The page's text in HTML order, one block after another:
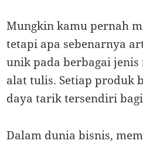
Mungkin kamu pernah
tetapi apa sebenarnya
unik pada berbagai
alat tulis. Setiap produk
daya tarik tersendiri
Dalam dunia bisnis,